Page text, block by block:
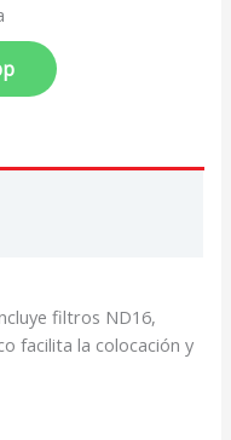
filtros ND16,
facilita la colocación y